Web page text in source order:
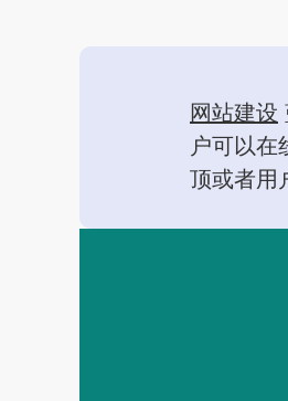
网站建设
户可以
顶或者用